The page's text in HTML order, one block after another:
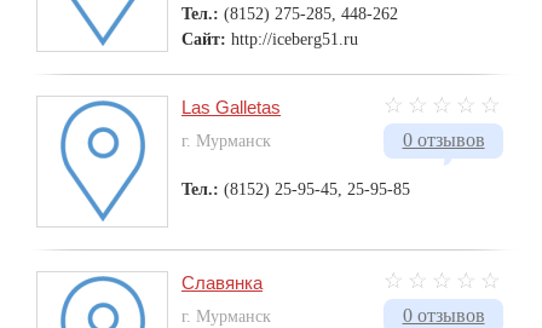
Тел.: (8152) 275-285, 448-262
Сайт: http://iceberg51.ru
0 отзывов
Las Galletas
г. Мурманск
Тел.: (8152) 25-95-45, 25-95-85
0 отзывов
Славянка
г. Мурманск